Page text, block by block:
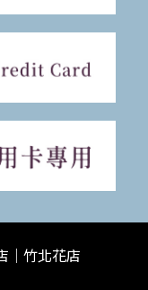
｜竹北花店